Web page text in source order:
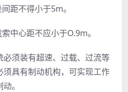
距不得小于5m。
中心距不应小于O.9m。
必须装有超速、过载、过流等
具有制动机构，可实现工作
。